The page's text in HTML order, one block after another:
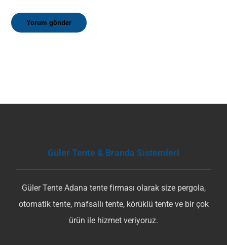
Yorum gönder
Güler Tente & Branda Sistemleri
Güler Tente Adana tente firması olarak size pergola,
otomatik tente, mafsallı tente, körüklü tente ve bir çok
ürün ile hizmet veriyoruz.